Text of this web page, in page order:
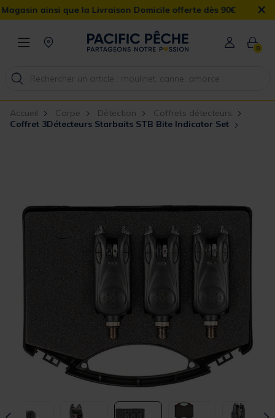
ainsi que la Livraison Domicile offerte dès 90€ ×
0
Accueil Carpe Détection
Coffrets détecteurs
Coffret 3Détecteurs Starbaits STB Bite Indicator Set